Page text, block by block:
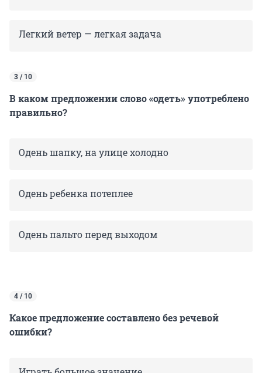
Легкий ветер — легкая задача
3 / 10
В каком предложении слово «одеть» употреблено
правильно?
Одень шапку, на улице холодно
Одень ребенка потеплее
Одень пальто перед выходом
4 / 10
Какое предложение составлено без речевой
ошибки?